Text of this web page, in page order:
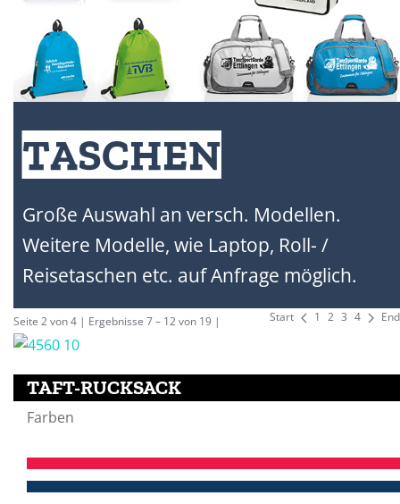
TASCHEN
Große Auswahl an versch. Modellen.
Weitere Modelle, wie Laptop, Roll- /
Reisetaschen etc. auf Anfrage möglich.
Start 1 2 3 4
Seite 2 von 4 | Ergebnisse 7 – 12 von 19 |
TAFT-RUCKSACK
Farben